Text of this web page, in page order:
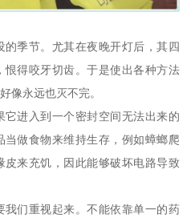
季节。尤其在夜晚开灯后，其四
得咬牙切齿。于是使出各种方法
像永远也灭不完。
进入到一个密封空间无法出来的
做食物来维持生存，例如蟑螂爬
来充饥，因此能够破坏电路导致
我们重视起来。不能依靠单一的药